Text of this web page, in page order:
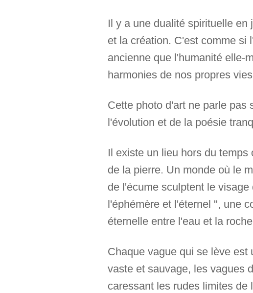
Il y a une dualité spirituelle
et la création. C'est comme si
ancienne que l'humanité elle-
harmonies de nos propres
Cette photo d'art ne parle pas
l'évolution et de la poésie
Il existe un lieu hors du
de la pierre. Un monde où le
de l'écume sculptent le
l'éphémère et l'éternel ", une
éternelle entre l'eau et la
Chaque vague qui se lève
vaste et sauvage, les vagues
caressant les rudes limites de